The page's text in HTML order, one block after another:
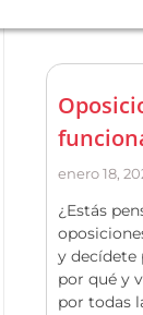
enero 18,
¿Estás
y decídete
por qué y
por todas